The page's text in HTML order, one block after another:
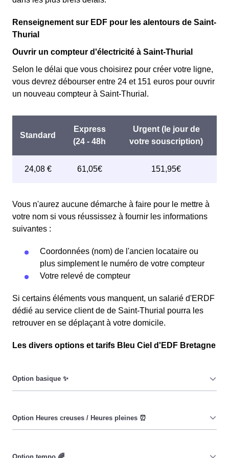
Renseignement sur EDF pour les alentours de Saint-
Thurial
Ouvrir un compteur d'électricité à Saint-Thurial
Selon le délai que vous choisirez pour créer votre ligne,
vous devrez débourser entre 24 et 151 euros pour ouvrir
un nouveau compteur à Saint-Thurial.
Vous n'aurez aucune démarche à faire pour le mettre à
votre nom si vous réussissez à fournir les informations
suivantes :
Coordonnées (nom) de l'ancien locataire ou
plus simplement le numéro de votre compteur
Votre relevé de compteur
Si certains éléments vous manquent, un salarié d'ERDF
dédié au service client de de Saint-Thurial pourra les
retrouver en se déplaçant à votre domicile.
Les divers options et tarifs Bleu Ciel d'EDF Bretagne
date, ni de l'heure, que ce soit en à Saint-Thurial ou
ailleurs. 💡
Saint-Thurial est réduit. ⚡